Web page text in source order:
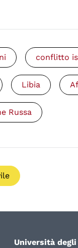
conflitto
Libia
Russa
Università